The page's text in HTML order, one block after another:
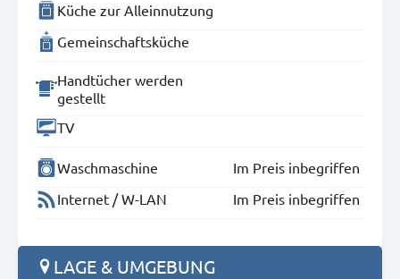
Küche zur Alleinnutzung
Gemeinschaftsküche
Handtücher werden
gestellt
TV
Waschmaschine
Im Preis inbegriffen
Internet / W-LAN
Im Preis inbegriffen
LAGE & UMGEBUNG